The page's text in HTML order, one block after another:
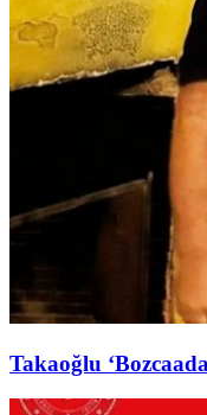
Takaoğlu